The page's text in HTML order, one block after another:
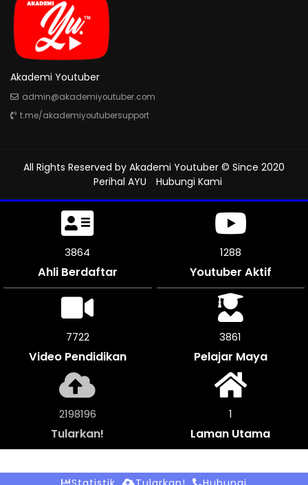
Akademi Youtuber
admin@akademiyoutuber.com
t.me/akademiyoutubersupport
All Rights Reserved by Akademi Youtuber © Since 2020
Perihal AYU
Hubungi Kami
4251
Ahli Berdaftar
1312
Youtuber Aktif
8496
Video Pendidikan
4248
Pelajar Maya
2418528
Tularkan!
1
Laman Utama